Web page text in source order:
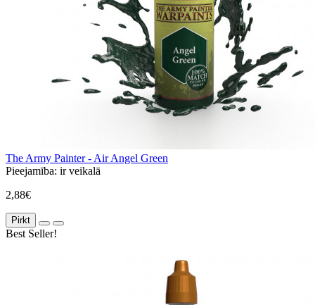
The Army Painter - Air Angel Green
Pieejamība: ir veikalā
2,88€
Pirkt
Best Seller!